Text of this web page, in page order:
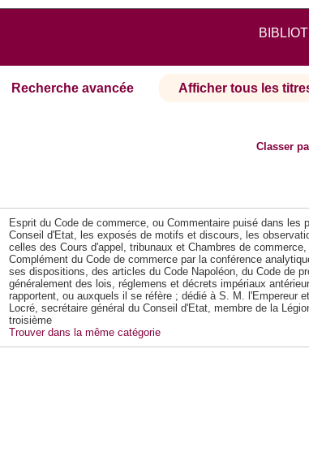
Recherche avancée Afficher tous les
Classer
Esprit du Code de commerce, ou Commentaire puisé dans les
Conseil d'Etat, les exposés de motifs et discours, les
celles des Cours d'appel, tribunaux et Chambres de
Complément du Code de commerce par la conférence
ses dispositions, des articles du Code Napoléon, du Code de
généralement des lois, réglemens et décrets impériaux
rapportent, ou auxquels il se réfère ; dédié à S. M. l'Empereur
Locré, secrétaire général du Conseil d'Etat, membre de la
troisième
Trouver dans la même catégorie